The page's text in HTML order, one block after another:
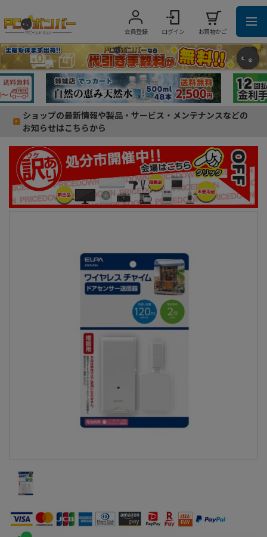
会員登録 ログイン お買物かご
ショップの最新情報や製品・サービス・メンテナンスなどの
お知らせはこちらから